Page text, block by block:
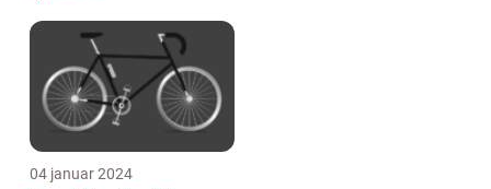
04 januar 2024